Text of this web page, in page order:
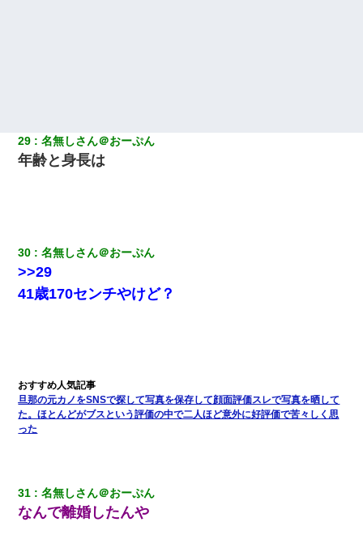
29 名無しさん＠おーぷん
年齢と身長は
30 名無しさん＠おーぷん
>>29
41歳170センチやけど？
旦那の元カノをSNSで探して写真を保存して顔面評価スレで写真を晒して
た。ほとんどがブスという評価の中で二人ほど意外に好評価で苦々しく思
った
31 名無しさん＠おーぷん
なんで離婚したんや